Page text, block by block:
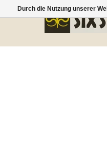
Durch die Nutzung unserer